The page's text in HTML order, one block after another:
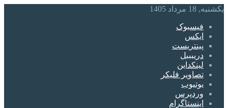
یکشنبه, 18 مرداد 1405
فیسبوک
ایکس
پینتریست
دریبببل
لینکداین
تصاویر فلیکر
یوتیوب
وردپرس
اینستاگرام